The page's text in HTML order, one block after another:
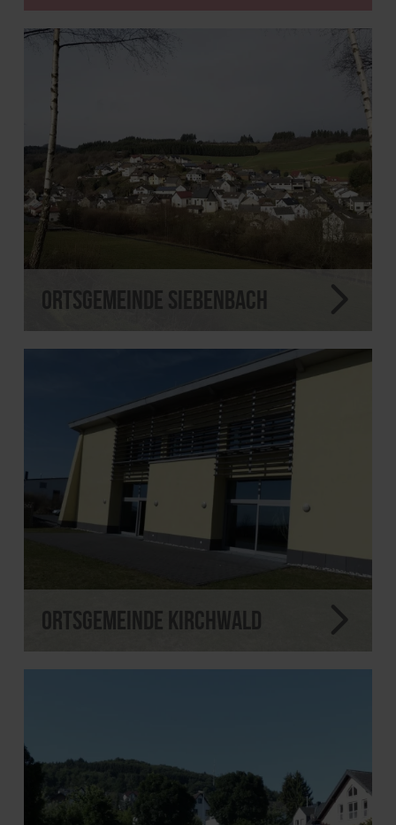
Ortsgemeinde Siebenbach
Ortsgemeinde Kirchwald